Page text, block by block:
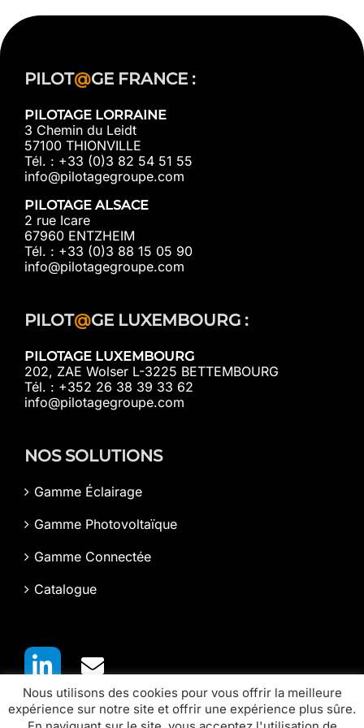
PILOT@GE FRANCE :
PILOTAGE LORRAINE
3 Chemin du Leidt
57100 THIONVILLE
Tél. : +33 (0)3 82 54 51 55
info@pilotagegroupe.com
PILOTAGE ALSACE
2 rue Icare
67960 ENTZHEIM
Tél. : +33 (0)3 88 15 05 90
info@pilotagegroupe.com
PILOT@GE LUXEMBOURG :
PILOTAGE LUXEMBOURG
202, ZAE Wolser L-3225 BETTEMBOURG
Tél. : +352 26 38 39 33 62
info@pilotagegroupe.com
NOS SOLUTIONS
Gamme Éclairage
Gamme Photovoltaïque
Gamme Connectée
Catalogue
Nous utilisons des cookies pour vous offrir la meilleure
expérience sur notre site et offrir une expérience plus sûre.